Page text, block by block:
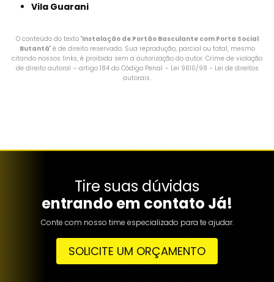
Vila Guarani
O conteúdo do texto "Instalação de Portão Basculante com Porta Social
Butantã" é de direito reservado. Sua reprodução, parcial ou total, mesmo
citando nossos links, é proibida sem a autorização do autor. Crime de violação
de direito autoral – artigo 184 do Código Penal – Lei 9610/98 - Lei de direitos
autorais.
Tire suas dúvidas
entrando em contato Já!
Conte com nosso time especializado para te ajudar.
SOLICITE UM ORÇAMENTO